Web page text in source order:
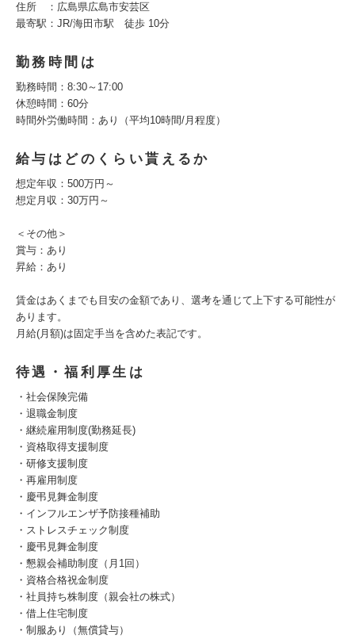
住所 ：広島県広島市安芸区
最寄駅：JR/海田市駅 徒歩 10分
勤務時間は
勤務時間：8:30～17:00
休憩時間：60分
時間外労働時間：あり（平均10時間/月程度）
給与はどのくらい貰えるか
想定年収：500万円～
想定月収：30万円～
＜その他＞
賞与：あり
昇給：あり
賃金はあくまでも目安の金額であり、選考を通じて上下する可能性が
あります。
月給(月額)は固定手当を含めた表記です。
待遇・福利厚生は
・社会保険完備
・退職金制度
・継続雇用制度(勤務延長)
・資格取得支援制度
・研修支援制度
・再雇用制度
・慶弔見舞金制度
・インフルエンザ予防接種補助
・ストレスチェック制度
・慶弔見舞金制度
・懇親会補助制度（月1回）
・資格合格祝金制度
・社員持ち株制度（親会社の株式）
・借上住宅制度
・制服あり（無償貸与）